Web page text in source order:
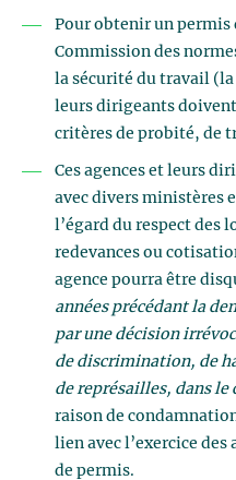
Pour obtenir un permis
Commission des
la sécurité du travail (la
leurs dirigeants
critères de probité, de
Ces agences et leurs
avec divers ministères
l’égard du respect des
redevances ou
agence pourra être
années précédant la
par une décision
de discrimination, de
de représailles, dans le
raison de
lien avec l’exercice
de permis.